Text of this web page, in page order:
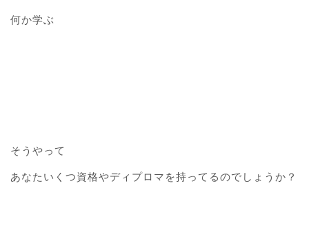
何か学ぶ
そうやって
あなたいくつ資格やディプロマを持ってるのでしょうか？